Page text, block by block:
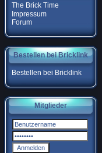
The Brick Time
Impressum
Forum
Bestellen bei Bricklink
Bestellen bei Bricklink
Mitglieder